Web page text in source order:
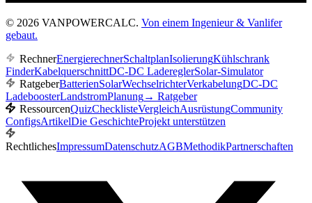
© 2026 VANPOWERCALC. Von einem Ingenieur & Vanlifer
gebaut.
RechnerEnergierechnerSchaltplanIsolierungKühlschrank
FinderKabelquerschnittDC-DC LadereglerSolar-Simulator
RatgeberBatterienSolarWechselrichterVerkabelungDC-DC
LadeboosterLandstromPlanung→ Ratgeber
RessourcenQuizChecklisteVergleichAusrüstungCommunity
ConfigsArtikelDie GeschichteProjekt unterstützen
RechtlichesImpressumDatenschutzAGBMethodikPartnerschaften